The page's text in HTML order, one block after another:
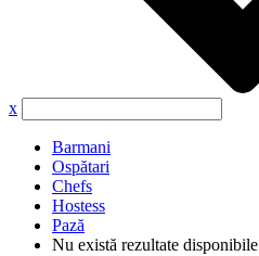
x
Barmani
Ospătari
Chefs
Hostess
Pază
Nu există rezultate disponibile